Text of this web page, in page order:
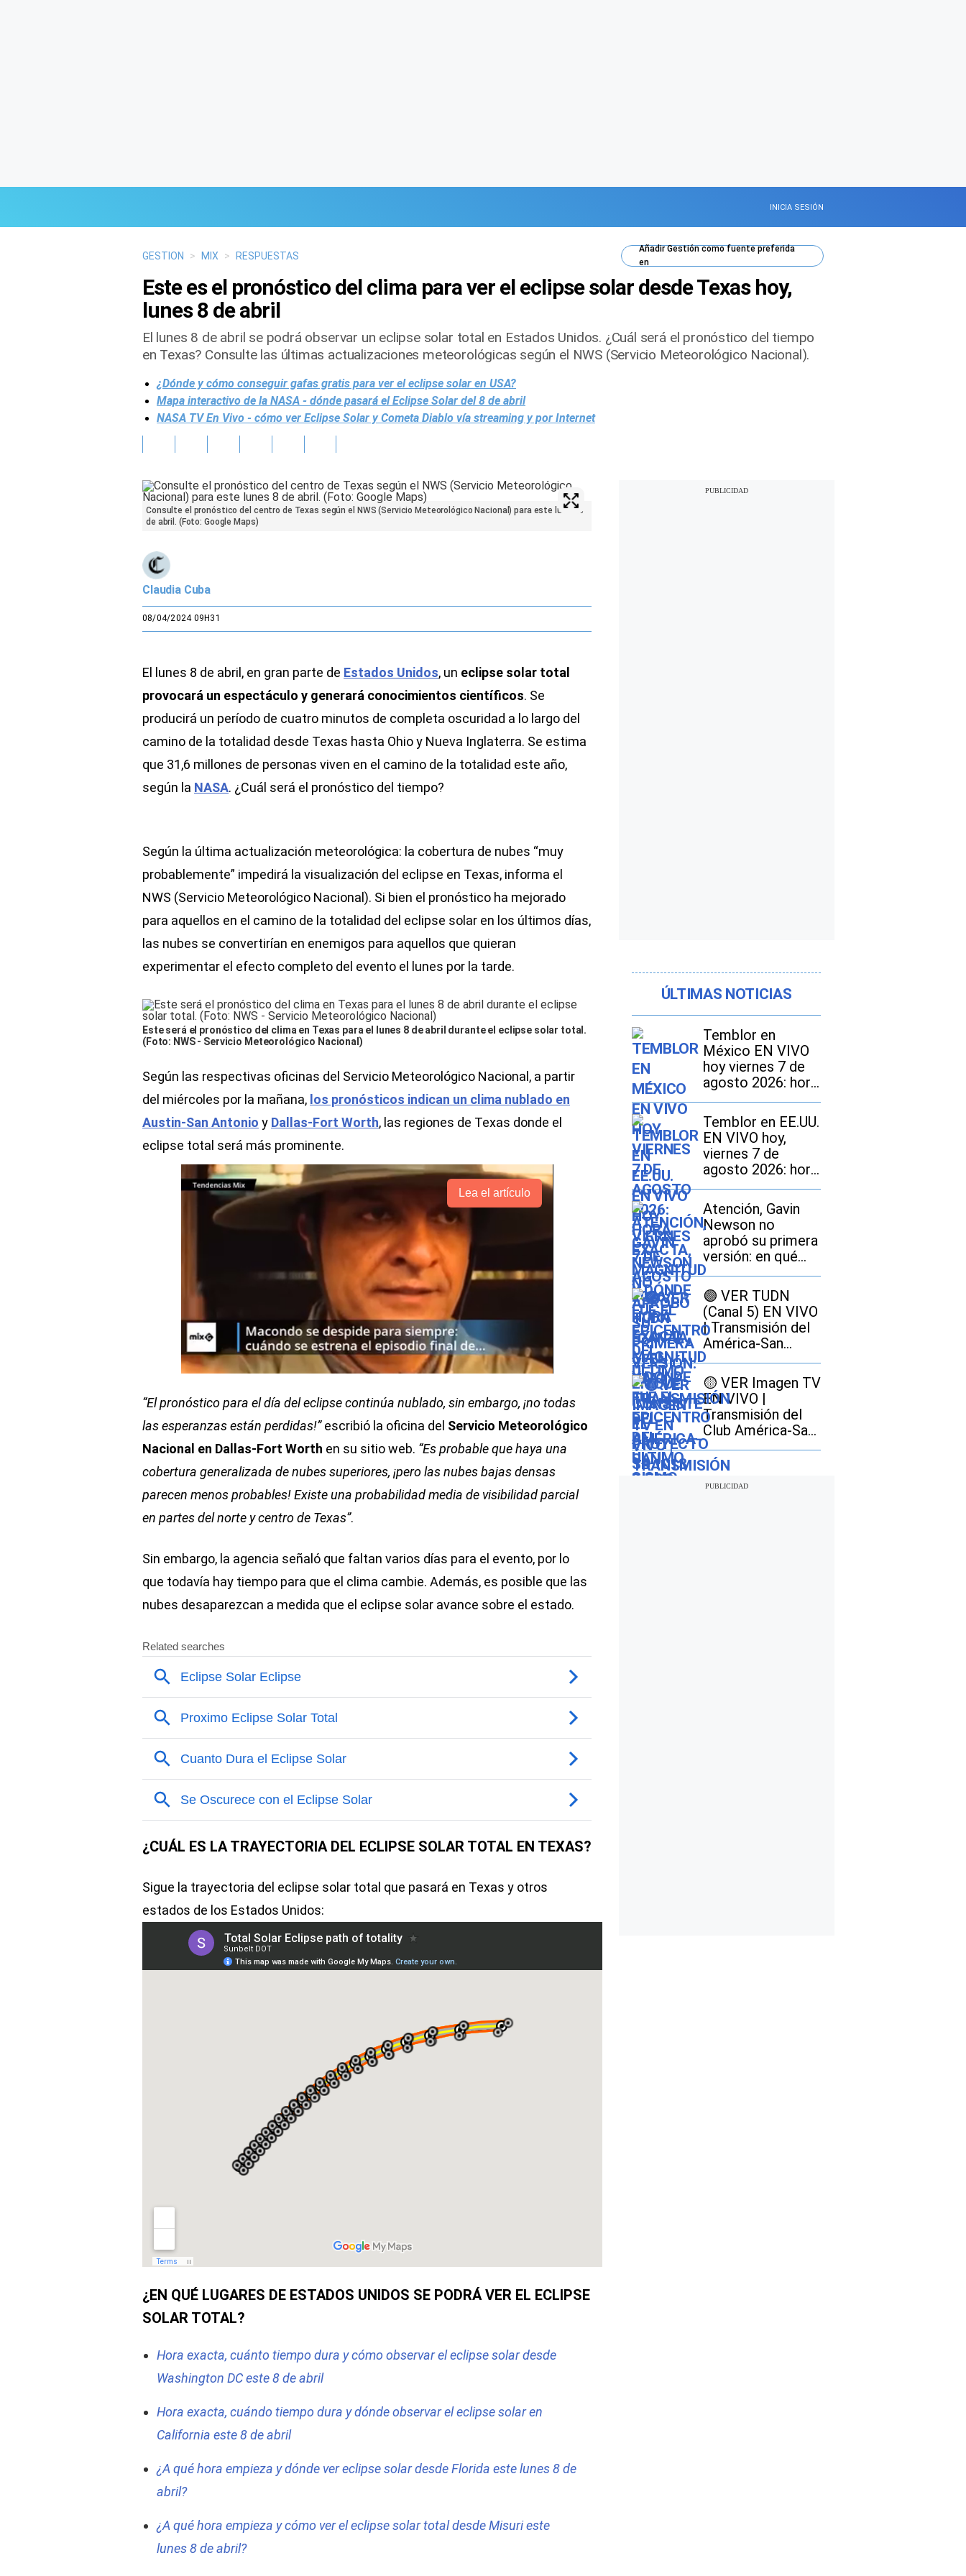
INICIA SESIÓN
GESTION > MIX > RESPUESTAS
AñadirGestióncomo fuente preferida
en
Este es el pronóstico del clima para ver el eclipse solar desde Texas hoy,
lunes 8 de abril
El lunes 8 de abril se podrá observar un eclipse solar total en Estados Unidos. ¿Cuál será el pronóstico del tiempo
en Texas? Consulte las últimas actualizaciones meteorológicas según el NWS (Servicio Meteorológico Nacional).
¿Dónde y cómo conseguir gafas gratis para ver el eclipse solar en USA?
Mapa interactivo de la NASA - dónde pasará el Eclipse Solar del 8 de abril
NASA TV En Vivo - cómo ver Eclipse Solar y Cometa Diablo vía streaming y por Internet
Consulte el pronóstico del centro de Texas según el NWS (Servicio Meteorológico Nacional) para este lunes 8
de abril. (Foto: Google Maps)
Claudia Cuba
08/04/2024 09H31
El lunes 8 de abril, en gran parte de Estados Unidos, un eclipse solar total
provocará un espectáculo y generará conocimientos científicos. Se
producirá un período de cuatro minutos de completa oscuridad a lo largo del
camino de la totalidad desde Texas hasta Ohio y Nueva Inglaterra. Se estima
que 31,6 millones de personas viven en el camino de la totalidad este año,
según la NASA. ¿Cuál será el pronóstico del tiempo?
Según la última actualización meteorológica: la cobertura de nubes “muy
probablemente” impedirá la visualización del eclipse en Texas, informa el
NWS (Servicio Meteorológico Nacional). Si bien el pronóstico ha mejorado
para aquellos en el camino de la totalidad del eclipse solar en los últimos días,
las nubes se convertirían en enemigos para aquellos que quieran
experimentar el efecto completo del evento el lunes por la tarde.
Este será el pronóstico del clima en Texas para el lunes 8 de abril durante el eclipse solar total.
(Foto: NWS - Servicio Meteorológico Nacional)
Según las respectivas oficinas del Servicio Meteorológico Nacional, a partir
del miércoles por la mañana, los pronósticos indican un clima nublado en
Austin-San Antonio y Dallas-Fort Worth, las regiones de Texas donde el
eclipse total será más prominente.
Lea el artículo
“El pronóstico para el día del eclipse continúa nublado, sin embargo, ¡no todas
las esperanzas están perdidas!”escribió la oficina del Servicio Meteorológico
Nacional en Dallas-Fort Worth en su sitio web. “Es probable que haya una
cobertura generalizada de nubes superiores, ¡pero las nubes bajas densas
parecen menos probables! Existe una probabilidad media de visibilidad parcial
en partes del norte y centro de Texas”.
Sin embargo, la agencia señaló que faltan varios días para el evento, por lo
que todavía hay tiempo para que el clima cambie. Además, es posible que las
nubes desaparezcan a medida que el eclipse solar avance sobre el estado.
¿CUÁL ES LA TRAYECTORIA DEL ECLIPSE SOLAR TOTAL EN TEXAS?
Sigue la trayectoria del eclipse solar total que pasará en Texas y otros
estados de los Estados Unidos:
¿EN QUÉ LUGARES DE ESTADOS UNIDOS SE PODRÁ VER EL ECLIPSE
SOLAR TOTAL?
Hora exacta, cuánto tiempo dura y cómo observar el eclipse solar desde
Washington DC este 8 de abril
Hora exacta, cuándo tiempo dura y dónde observar el eclipse solar en
California este 8 de abril
¿A qué hora empieza y dónde ver eclipse solar desde Florida este lunes 8 de
abril?
¿A qué hora empieza y cómo ver el eclipse solar total desde Misuri este
lunes 8 de abril?
ÚLTIMAS NOTICIAS
Temblor en
México EN VIVO
hoy viernes 7 de
agosto 2026: hora
exacta, magnitud y
dónde fue el
epicentro del
último
Temblor en EE.UU.
EN VIVO hoy,
viernes 7 de
agosto 2026: hora
exacta, magnitud y
dónde fue el
epicentro del
último sismo
Atención, Gavin
Newson no
aprobó su primera
versión: en qué
consiste el
proyecto SB 1013
en California y
cómo afectaría a
los conductores
🟣 VER TUDN
(Canal 5) EN VIVO
| Transmisión del
América-San
Diego GRATIS por
señal abierta
🟡 VER Imagen TV
EN VIVO |
Transmisión del
Club América-San
Diego FC GRATIS
por señal abierta